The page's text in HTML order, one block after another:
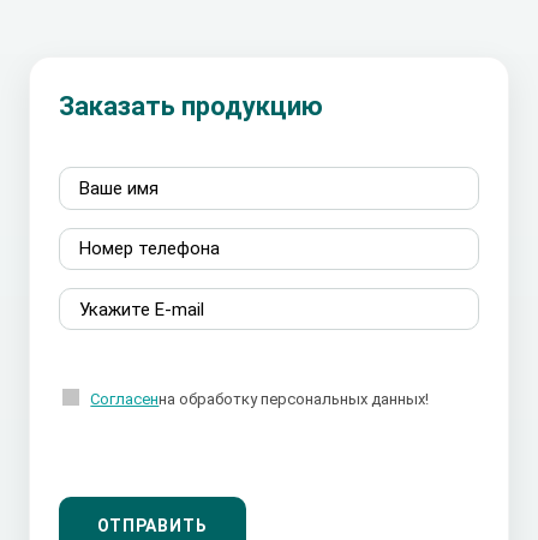
Заказать продукцию
Согласенна обработку персональных данных!
ОТПРАВИТЬ